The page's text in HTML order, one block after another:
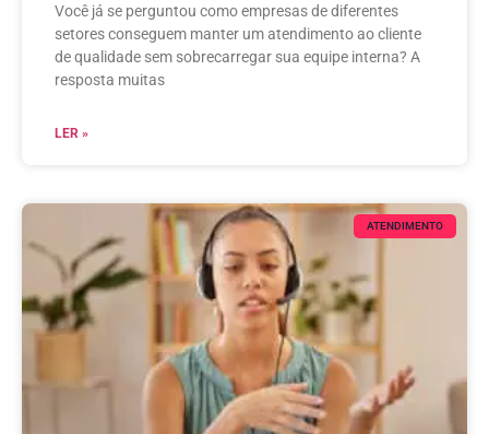
Você já se perguntou como empresas de diferentes
setores conseguem manter um atendimento ao cliente
de qualidade sem sobrecarregar sua equipe interna? A
resposta muitas
LER »
ATENDIMENTO